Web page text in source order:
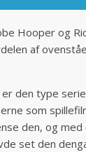
Hooper og
af
den type
som
den, og
set den